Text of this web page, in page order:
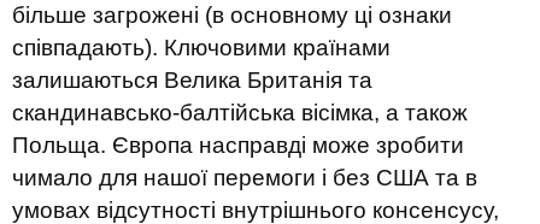
більше загрожені (в основному ці ознаки
співпадають). Ключовими країнами
залишаються Велика Британія та
скандинавсько-балтійська вісімка, а також
Польща. Європа насправді може зробити
чимало для нашої перемоги і без США та в
умовах відсутності внутрішнього консенсусу,